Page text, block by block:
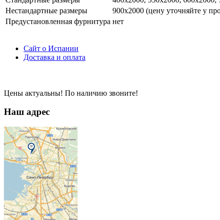
Нестандартные размеры
900х2000 (цену уточняйте у
Предустановленная фурнитура нет
Сайт о Испании
Доставка и оплата
Цены актуальны! По наличию звоните!
Наш адрес